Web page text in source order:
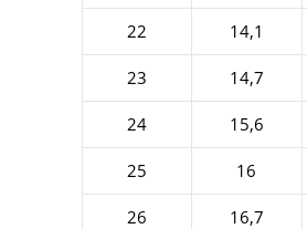
22 14,1
23 14,7
24 15,6
25 16
26 16,7